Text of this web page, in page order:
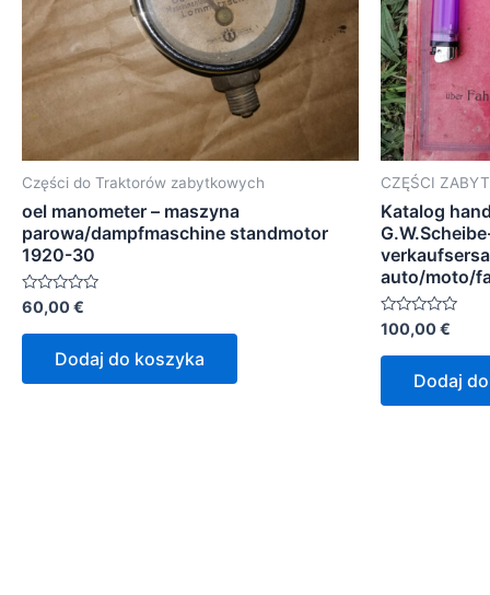
Części do Traktorów zabytkowych
oel manometer – maszyna
parowa/dampfmaschine standmotor
1920-30
Oceniono
0
na
60,00€
Dodaj do koszyka
CZĘŚCI
Katalog
auto/moto/
Oceniono
0
na
100,00€
Dodaj